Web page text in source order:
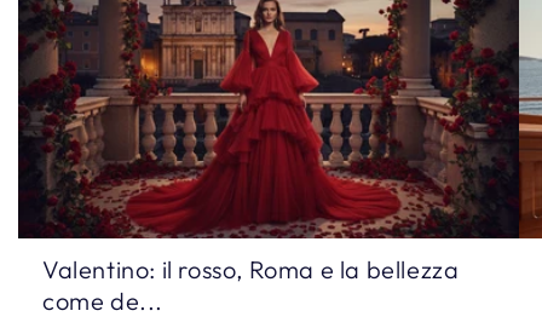
Valentino: il rosso, Roma e la bellezza
come de...